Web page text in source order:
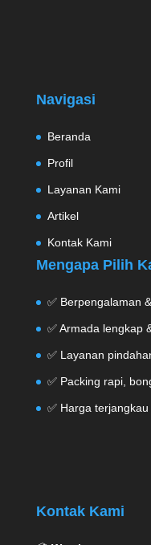
Navigasi
Beranda
Profil
Layanan Kami
Artikel
Kontak Kami
Mengapa Pilih
✅ Berpengalaman
✅ Armada lengkap
✅ Layanan
✅ Packing rapi,
✅ Harga
Kontak Kami